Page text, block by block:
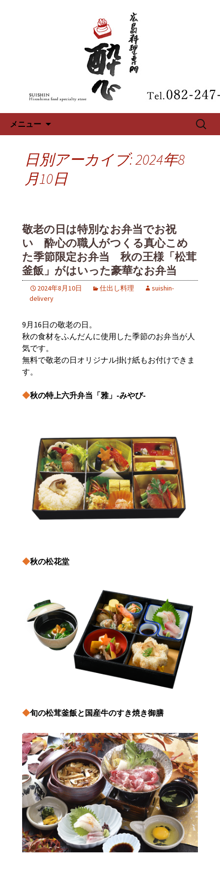
広島、中区の広島料理専門【酔
心】のブログ
メニュー
検
日別アーカイブ: 2024年8
月10日
敬老の日は特別なお弁当でお祝
い 酔心の職人がつくる真心こめ
た季節限定お弁当 秋の王様「松茸
釜飯」がはいった豪華なお弁当
2024年8月10日 仕出し料理
suishin-
delivery
9月16日の敬老の日。
秋の食材をふんだんに使用した季節のお弁当が人
気です。
無料で敬老の日オリジナル掛け紙もお付けできま
す。
◆秋の特上六升弁当「雅」-みやび-
◆秋の松花堂
◆旬の松茸釜飯と国産牛のすき焼き御膳